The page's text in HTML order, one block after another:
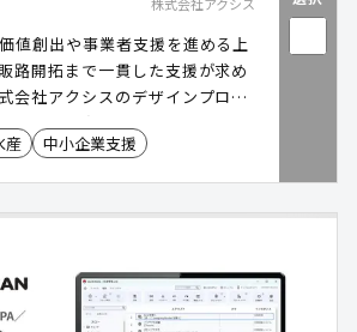
値創出や事業者支援を進める上
路開拓まで一貫した支援が求め
会社アクシスのデザインプロデ
域産業や名産品をデザイナーの
に再編集し、プロモーションや
産 中小企業支援